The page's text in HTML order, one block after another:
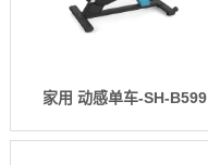
家用 动感单车-SH-B599